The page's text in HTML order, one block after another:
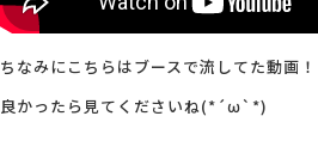
ちなみにこちらはブースで流してた動画！
良かったら見てくださいね(*´ω`*)